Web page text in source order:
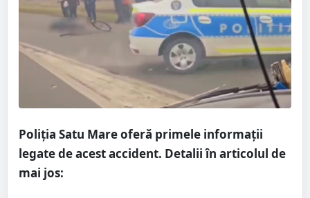
Poliția Satu Mare oferă primele informații
legate de acest accident. Detalii în articolul de
mai jos: